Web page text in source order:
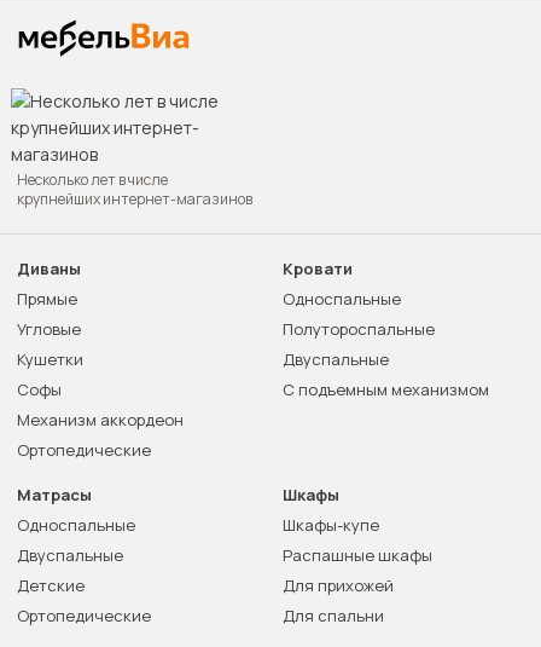
Несколько лет в числе
крупнейших интернет-магазинов
Диваны
Прямые
Угловые
Кушетки
Софы
Механизм аккордеон
Ортопедические
Кровати
Односпальные
Полутороспальные
Двуспальные
С подъемным механизмом
Матрасы
Односпальные
Двуспальные
Детские
Ортопедические
Шкафы
Шкафы-купе
Распашные шкафы
Для прихожей
Для спальни